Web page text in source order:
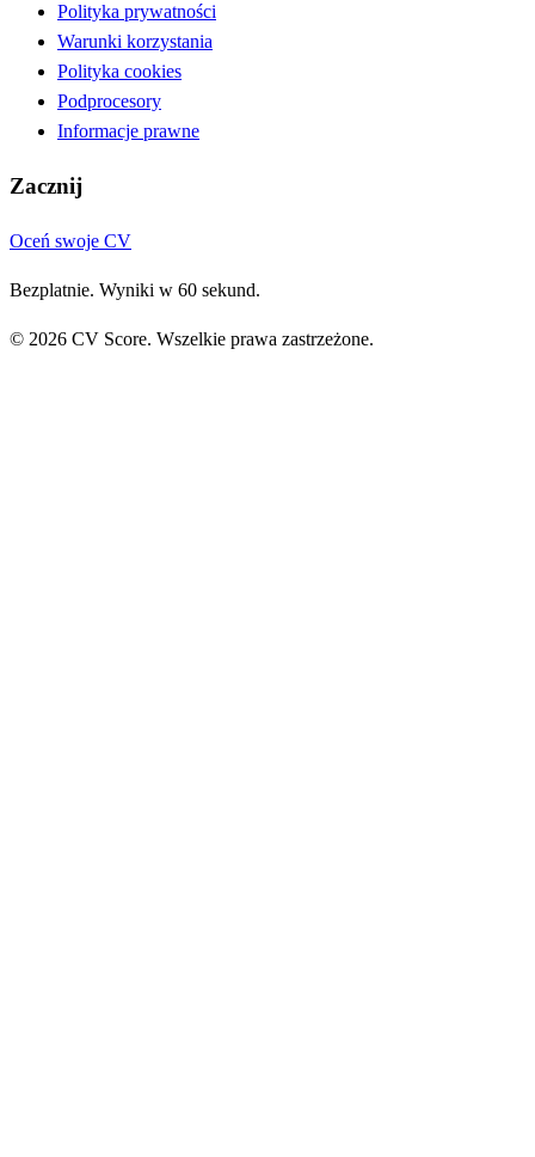
Polityka prywatności
Warunki korzystania
Polityka cookies
Podprocesory
Informacje prawne
Zacznij
Oceń swoje CV
Bezplatnie. Wyniki w 60 sekund.
© 2026 CV Score. Wszelkie prawa zastrzeżone.